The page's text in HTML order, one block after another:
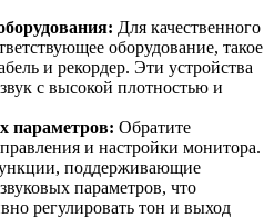
Для качественного
оборудование, такое
и рекордер. Эти устройства
с высокой плотностью и
параметров: Обратите
и настройки монитора.
поддерживающие
параметров, что
регулировать тон и выход